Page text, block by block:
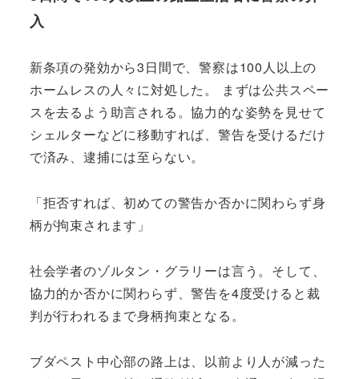
入
新条項の発効から3日間で、警察は100人以上の
ホームレスの人々に対処した。 まずは公共スペー
スを去るよう助言される。協力的な姿勢を見せて
シェルターなどに移動すれば、警告を受けるだけ
で済み、逮捕には至らない。
「拒否すれば、初めての警告か否かに関わらず身
柄が拘束されます」
社会学者のゾルタン・グラリーは言う。そして、
協力的か否かに関わらず、警告を4度受けると裁
判が行われるまで身柄拘束となる。
ブダペスト中心部の路上は、以前より人が減った